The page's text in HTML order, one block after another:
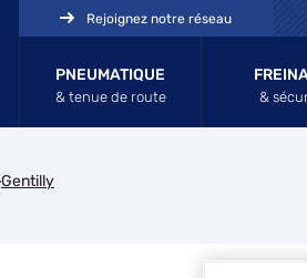
PNEUMATIQUE
& tenue de route &
Rejoignez notre réseau
Gentilly